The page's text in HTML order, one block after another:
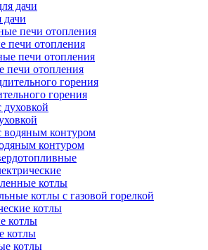
дачи
печи отопления
печи отопления
горения
контуром
котлы
котлы с газовой горелкой
котлы
котлы
котлы
котлы